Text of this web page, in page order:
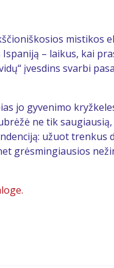
mistikos
– laikus, kai
įvesdins svarbi
jo gyvenimo
ne tik
užuot
grėsmingiausios